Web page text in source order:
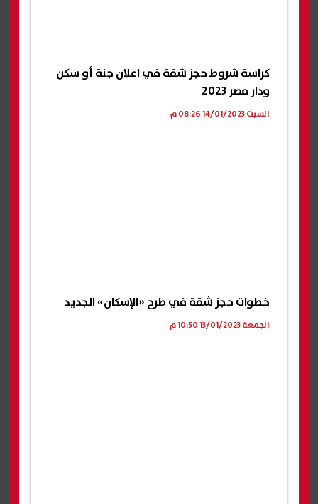
كراسة شروط حجز شقة في اعلان جنة أو سكن
ودار مصر 2023
السبت 14/01/2023 08:26 م
خطوات حجز شقة في طرح «الإسكان» الجديد
الجمعة 13/01/2023 10:50 م